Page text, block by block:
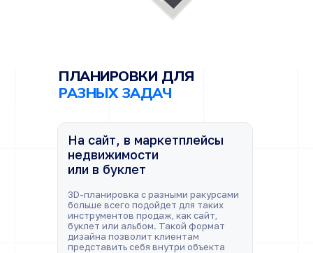
3D-планировка с разными ракурсами
больше всего подойдет для таких
инструментов продаж, как сайт,
буклет или альбом. Такой формат
дизайна позволит клиентам
представить себя внутри объекта
На сайт, в маркетплейсы
недвижимости
или в буклет
ПЛАНИРОВКИ ДЛЯ
РАЗНЫХ ЗАДАЧ